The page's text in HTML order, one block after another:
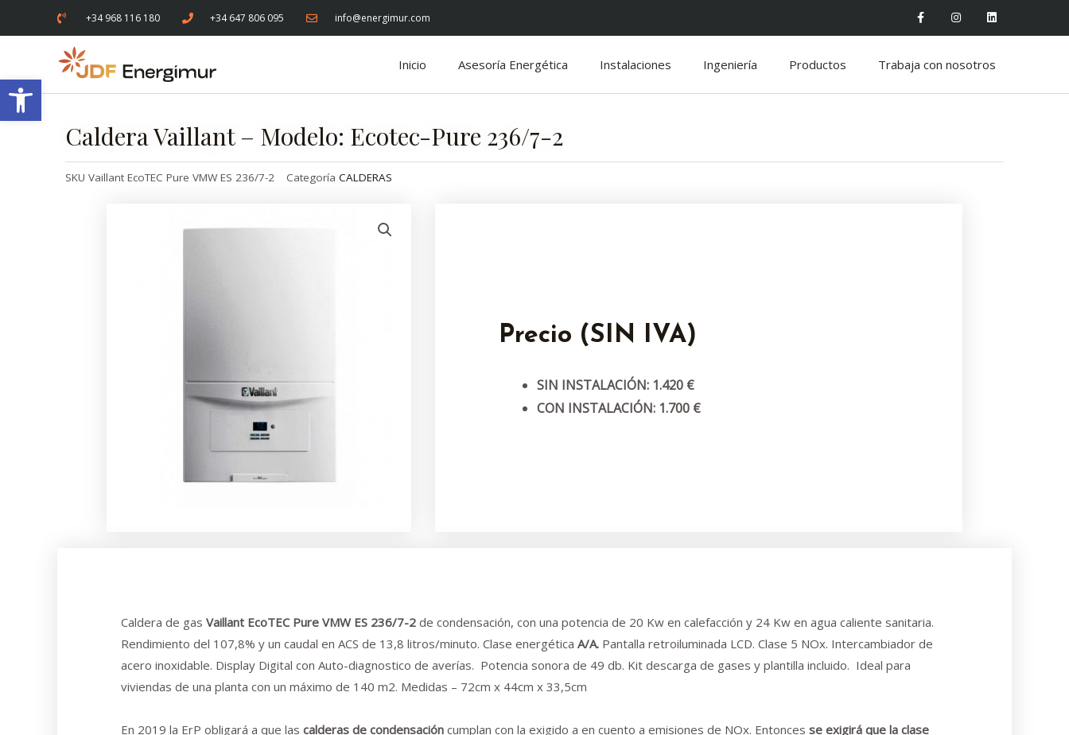
Abrir barra de herramientas
+34 968 116 180 +34 647 806 095 info@energimur.com
Inicio Asesoría Energética Instalaciones Ingeniería Productos Trabaja con nosotros
Caldera Vaillant – Modelo: Ecotec-Pure 236/7-2
SKU Vaillant EcoTEC Pure VMW ES 236/7-2 Categoría CALDERAS
Precio (SIN IVA)
SIN INSTALACIÓN: 1.420 €
CON INSTALACIÓN: 1.700 €
Caldera de gas Vaillant EcoTEC Pure VMW ES 236/7-2 de condensación, con una potencia de 20 Kw en calefacción y 24 Kw en agua caliente sanitaria.
Rendimiento del 107,8% y un caudal en ACS de 13,8 litros/minuto. Clase energética A/A. Pantalla retroiluminada LCD. Clase 5 NOx. Intercambiador de
acero inoxidable. Display Digital con Auto-diagnostico de averías. Potencia sonora de 49 db. Kit descarga de gases y plantilla incluido. Ideal para
viviendas de una planta con un máximo de 140 m2. Medidas – 72cm x 44cm x 33,5cm
En 2019 la ErP obligará a que las calderas de condensación cumplan con la exigido a en cuento a emisiones de NOx. Entonces se exigirá que la clase